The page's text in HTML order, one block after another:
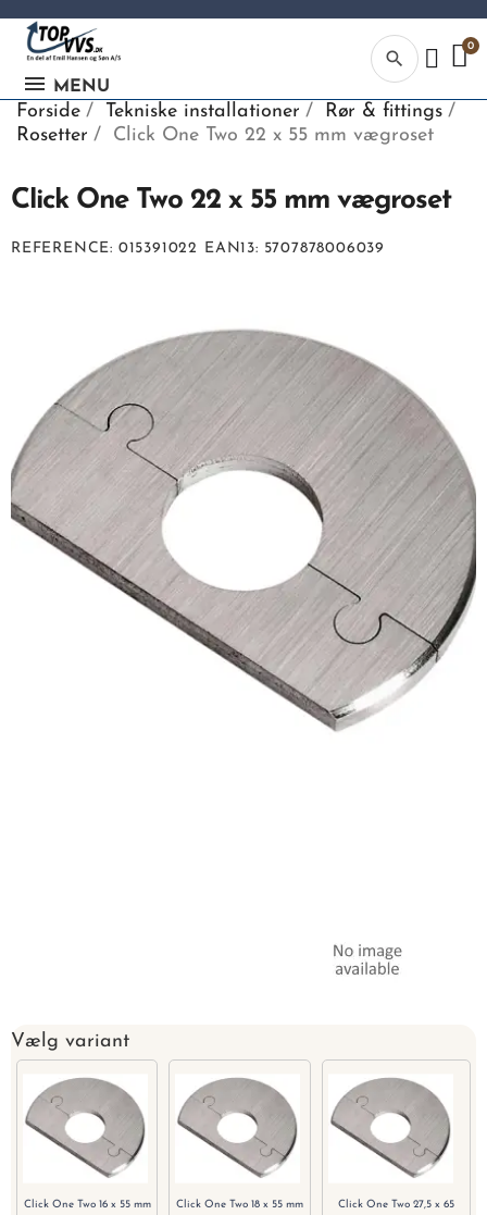
MENU
search
eller EAN-
nummer.
Forside Tekniske installationer
Rør & fittings
Rosetter
Click One Two 22 x 55 mm vægroset
Click One Two 22 x 55 mm vægroset
REFERENCE 015391022 EAN13 5707878006039
Vælg variant
Click One Two 16 x 55 mm
Click One Two 18 x 55 mm
Click One Two 27,5 x 65